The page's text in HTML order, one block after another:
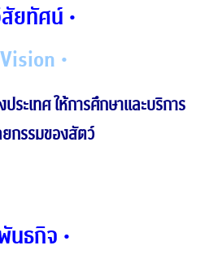
ยทัศน์ •
•
ระเทศ ให้การศึกษาและบริการ
กรรมของสัตว์
นธกิจ •